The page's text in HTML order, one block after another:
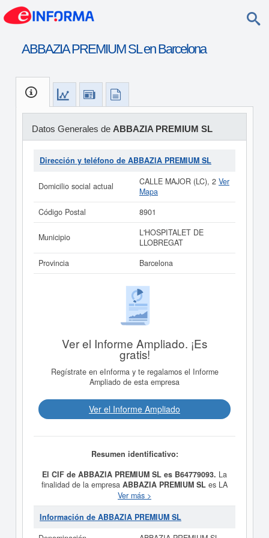
ABBAZIA PREMIUM SL en Barcelona
Datos Generales de ABBAZIA PREMIUM SL
Dirección y teléfono de ABBAZIA PREMIUM SL
Domicilio social actual CALLE MAJOR (LC), 2 Ver
Mapa
Código Postal
8901
Municipio
L'HOSPITALET DE
LLOBREGAT
Provincia
Barcelona
Ver el Informe Ampliado. ¡Es
gratis!
Regístrate en eInforma y te regalamos el Informe
Ampliado de esta empresa
Ver el Informe Ampliado
Resumen identificativo:
El CIF de ABBAZIA PREMIUM SL es B64779093. La
finalidad de la empresa ABBAZIA PREMIUM SL es LA
PRESTACION DE SERVICIOS DE ESTETICA Y
FOTODEPILACION. y fue constituida el 28/01/2008. Se
clasifica en el CNAE dentro de la categoría 9621 -
PREMIUM SL
se clasifica dentro del Sistema
Ver más >
Información de ABBAZIA PREMIUM SL